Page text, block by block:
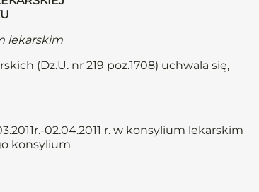
lekarskim
(Dz.U. nr 219 poz.1708) uchwala się,
02.04.2011 r. w konsylium lekarskim
konsylium